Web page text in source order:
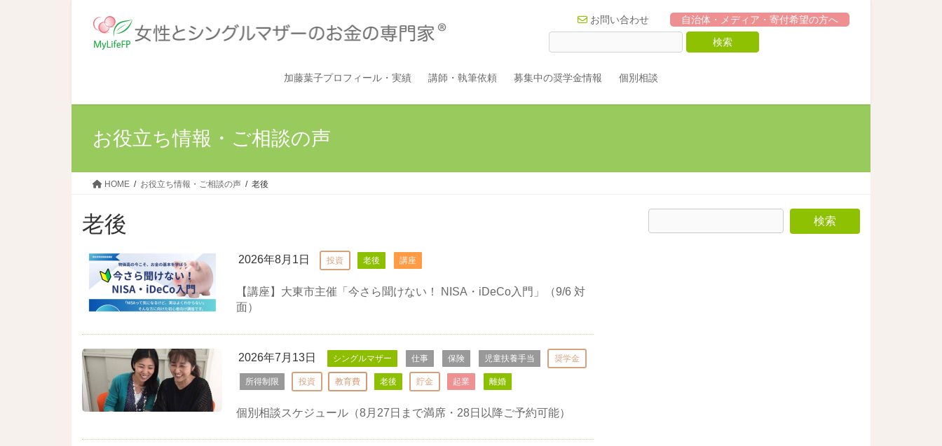
お問い合わせ 自治体・メディア・寄付希望の方へ
加藤葉子プロフィール・実績 講師・執筆依頼 募集中の奨学金情報 個別相談
お役立ち情報・ご相談の声
HOME お役立ち情報・ご相談の声 老後
老後
2026年8月1日 投資 老後 講座
【講座】大東市主催「今さら聞けない！ NISA・iDeCo入門」（9/6 対
面）
2026年7月13日 シングルマザー 仕事 保険 児童扶養手当 奨学金
所得制限 投資 教育費 老後 貯金 起業 離婚
個別相談スケジュール（8月27日まで満席・28日以降ご予約可能）